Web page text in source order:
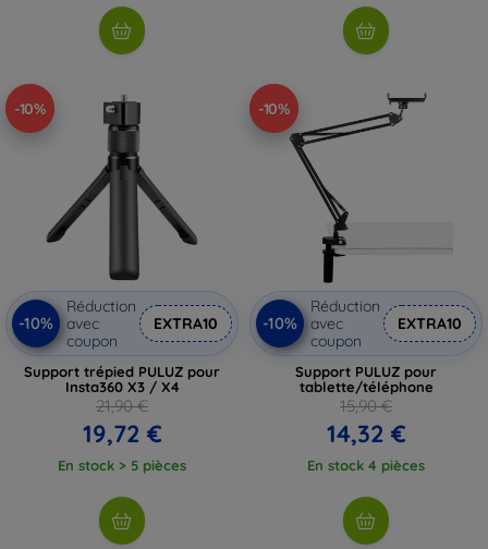
-10%
-10%
Réduction
avec
coupon
EXTRA10
Support trépied PULUZ pour
Insta360 X3 / X4
21,90 €
19,72 €
En stock > 5 pièces
-10%
-10%
Réduction
avec
coupon
EXTRA10
Support PULUZ pour
tablette/téléphone
15,90 €
14,32 €
En stock 4 pièces